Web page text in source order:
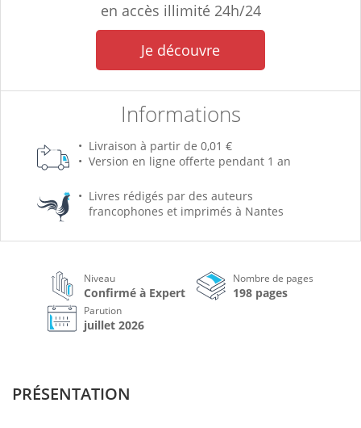
en accès illimité 24h/24
Je découvre
Informations
Livraison à partir de 0,01 €
Version en ligne offerte pendant 1 an
Livres rédigés par des auteurs
francophones et imprimés à Nantes
Niveau
Confirmé à Expert
Nombre de pages
198 pages
Parution
juillet 2026
PRÉSENTATION